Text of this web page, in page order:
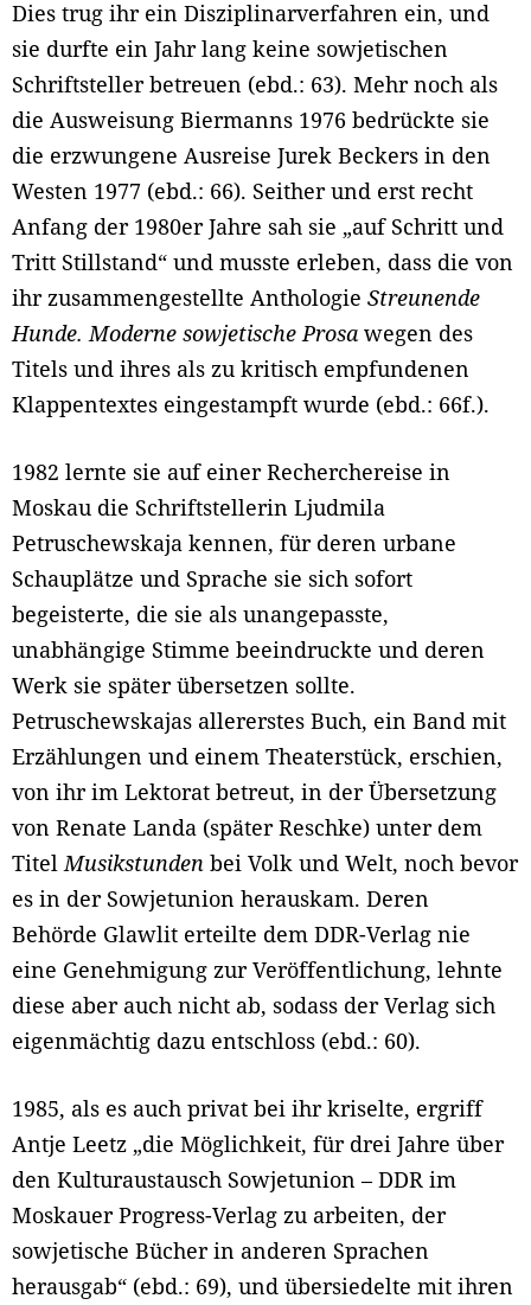
Dies trug ihr ein Disziplinarverfahren ein, und
sie durfte ein Jahr lang keine sowjetischen
Schriftsteller betreuen (ebd.: 63). Mehr noch als
die Ausweisung Biermanns 1976 bedrückte sie
die erzwungene Ausreise Jurek Beckers in den
Westen 1977 (ebd.: 66). Seither und erst recht
Anfang der 1980er Jahre sah sie „auf Schritt und
Tritt Stillstand“ und musste erleben, dass die von
ihr zusammengestellte Anthologie Streunende
Hunde. Moderne sowjetische Prosawegen des
Titels und ihres als zu kritisch empfundenen
Klappentextes eingestampft wurde (ebd.: 66f.).
1982 lernte sie auf einer Recherchereise in
Moskau die Schriftstellerin Ljudmila
Petruschewskaja kennen, für deren urbane
Schauplätze und Sprache sie sich sofort
begeisterte, die sie als unangepasste,
unabhängige Stimme beeindruckte und deren
Werk sie später übersetzen sollte.
Petruschewskajas allererstes Buch, ein Band mit
Erzählungen und einem Theaterstück, erschien,
von ihr im Lektorat betreut, in der Übersetzung
von Renate Landa (später Reschke) unter dem
Titel Musikstunden bei Volk und Welt, noch bevor
es in der Sowjetunion herauskam. Deren
Behörde Glawlit erteilte dem DDR-Verlag nie
eine Genehmigung zur Veröffentlichung, lehnte
diese aber auch nicht ab, sodass der Verlag sich
eigenmächtig dazu entschloss (ebd.: 60).
1985, als es auch privat bei ihr kriselte, ergriff
Antje Leetz „die Möglichkeit, für drei Jahre über
den Kulturaustausch Sowjetunion – DDR im
Moskauer Progress-Verlag zu arbeiten, der
sowjetische Bücher in anderen Sprachen
herausgab“ (ebd.: 69), und übersiedelte mit ihren